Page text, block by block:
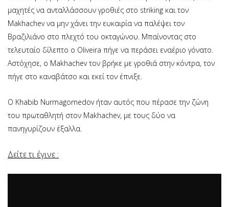
μαχητές να ανταλλάσσουν γροθιές στο striking και τον
Makhachev να μην χάνει την ευκαιρία να παλέψει τον
Βραζιλιάνο στο πλεχτό του οκταγώνου. Μπαίνοντας στο
τελευταίο δίλεπτο ο Oliveira πήγε να περάσει εναέριο γόνατο.
Αστόχησε, ο Makhachev τον βρήκε με γροθιά στην κόντρα, τον
πήγε στο καναβάτσο και εκεί τον έπνιξε.
Ο Khabib Nurmagomedov ήταν αυτός που πέρασε την ζώνη
του πρωταθλητή στον Makhachev, με τους δύο να
πανηγυρίζουν έξαλλα.
Δείτε τι έγινε :